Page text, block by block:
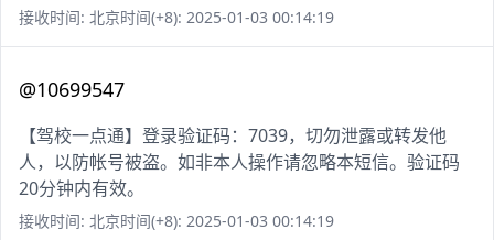
接收时间: 北京时间(+8): 2025-01-03 00:14:19
@10699547
【驾校一点通】登录验证码：7039，切勿泄露或转发他
人，以防帐号被盗。如非本人操作请忽略本短信。验证码
20分钟内有效。
接收时间: 北京时间(+8): 2025-01-03 00:14:19